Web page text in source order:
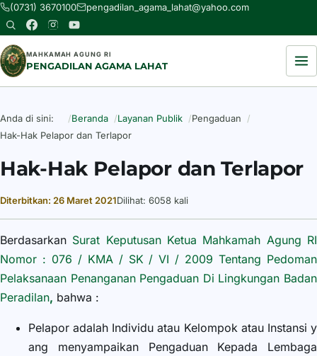
(0731) 3670100 pengadilan_agama_lahat@yahoo.com
MAHKAMAH AGUNG RI
PENGADILAN AGAMA LAHAT
Anda di sini: Beranda Layanan Publik
Pengaduan
Hak-Hak Pelapor dan Terlapor
Hak-Hak Pelapor dan Terlapor
Rincian
Diterbitkan: 26 Maret 2021Dilihat: 6058 kali
Berdasarkan Surat Keputusan Ketua Mahkamah Agung RI
Nomor : 076 / KMA / SK / VI / 2009 Tentang Pedoman
Pelaksanaan Penanganan Pengaduan Di Lingkungan Badan
Peradilan, bahwa :
Pelapor adalah Individu atau Kelompok atau Instansi y
ang menyampaikan Pengaduan Kepada Lembaga